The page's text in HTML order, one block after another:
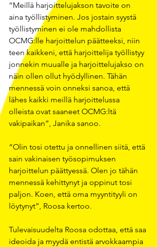
“Meillä harjoittelujakson tavoite on
aina työllistyminen. Jos jostain syystä
työllistyminen ei ole mahdollista
OCMG:lle harjoittelun päätteeksi, niin
teen kaikkeni, että harjoittelija työllistyy
jonnekin muualle ja harjoittelujakso on
näin ollen ollut hyödyllinen. Tähän
mennessä voin onneksi sanoa, että
lähes kaikki meillä harjoittelussa
olleista ovat saaneet OCMG:ltä
vakipaikan”, Janika sanoo.
“Olin tosi otettu ja onnellinen siitä, että
sain vakinaisen työsopimuksen
harjoittelun päättyessä. Olen jo tähän
mennessä kehittynyt ja oppinut tosi
paljon. Koen, että oma myyntityyli on
löytynyt”, Roosa kertoo.
Tulevaisuudelta Roosa odottaa, että saa
ideoida ja myydä entistä arvokkaampia